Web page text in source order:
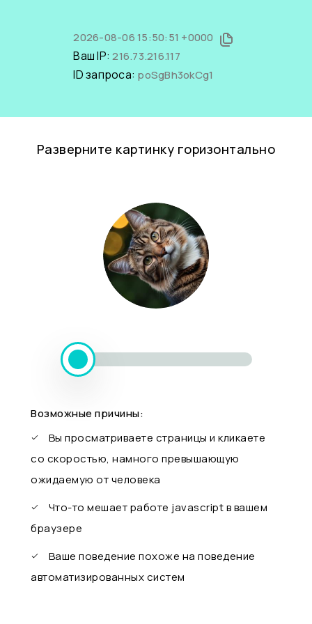
2026-08-06 15:50:51 +0000
Ваш IP:216.73.216.117
ID запроса: poSgBh3okCg1
Разверните картинку горизонтально
Возможные причины:
Вы просматриваете страницы и кликаете
со скоростью, намного превышающую
ожидаемую от человека
Что-то мешает работе javascript в вашем
браузере
Ваше поведение похоже на поведение
автоматизированных систем